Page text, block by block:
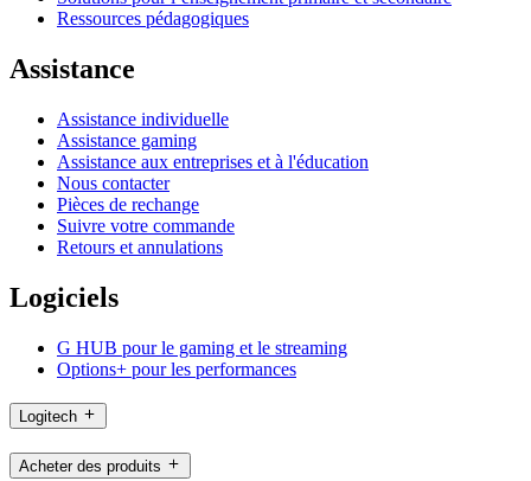
Ressources pédagogiques
Assistance
Assistance individuelle
Assistance gaming
Assistance aux entreprises et à l'éducation
Nous contacter
Pièces de rechange
Suivre votre commande
Retours et annulations
Logiciels
G HUB pour le gaming et le streaming
Options+ pour les performances
Logitech
Acheter des produits